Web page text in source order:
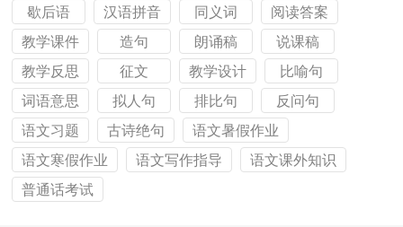
歇后语
汉语拼音 同义词
阅读答案
教学课件
造句 朗诵稿
说课稿
教学反思
征文 教学设计
比喻句
词语意思
拟人句 排比句
反问句
语文习题
古诗绝句
语文暑假作业
语文寒假作业
语文写作指导
语文课外知识
普通话考试